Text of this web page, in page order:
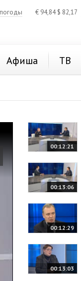
€ 94,84$ 82,17
Афиша ТВ
00:12:21
00:13:06
00:12:29
00:13:03